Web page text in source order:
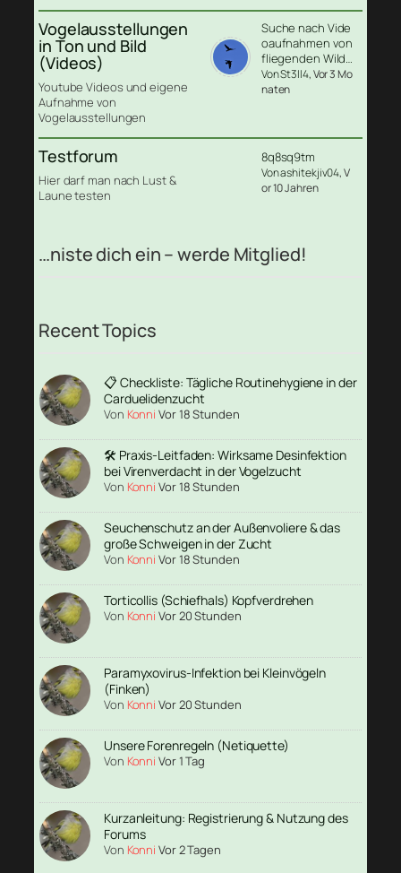
Vogelausstellungen
in Ton und Bild
(Videos)
Youtube Videos und eigene
Aufnahme von
Vogelausstellungen
Suche nach Vide
oaufnahmen von
fliegenden Wild…
Von St3ll4, Vor 3 Mo
naten
Testforum
Hier darf man nach Lust &
Laune testen
8q8sq9tm
Von ashitekjiv04, V
or 10 Jahren
…niste dich ein – werde Mitglied!
Recent Topics
📋 Checkliste: Tägliche Routinehygiene in der
Carduelidenzucht
Von Konni Vor 18 Stunden
🛠️ Praxis-Leitfaden: Wirksame Desinfektion
bei Virenverdacht in der Vogelzucht
Von Konni Vor 18 Stunden
Seuchenschutz an der Außenvoliere & das
große Schweigen in der Zucht
Von Konni Vor 18 Stunden
Torticollis (Schiefhals) Kopfverdrehen
Von Konni Vor 20 Stunden
Paramyxovirus-Infektion bei Kleinvögeln
(Finken)
Von Konni Vor 20 Stunden
Unsere Forenregeln (Netiquette)
Von Konni Vor 1 Tag
Kurzanleitung: Registrierung & Nutzung des
Forums
Von Konni Vor 2 Tagen